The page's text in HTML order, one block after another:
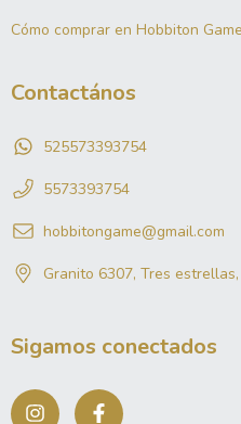
Cómo comprar en Hobbiton
Contactános
525573393754
5573393754
hobbitongame@gmail.com
Granito 6307, Tres
Sigamos conectados